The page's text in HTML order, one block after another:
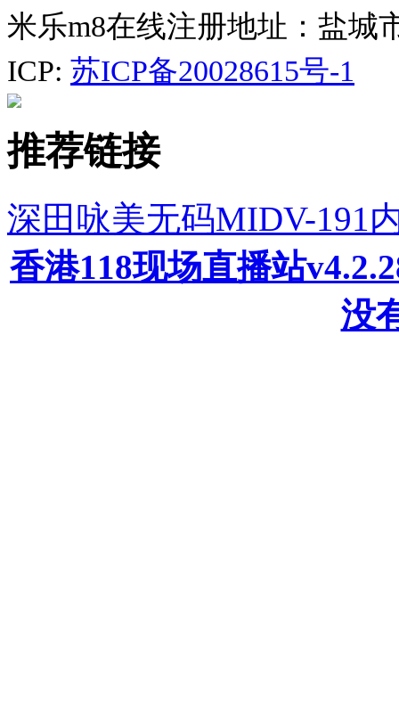
米乐m8在线注册地址：盐城
ICP: 苏ICP备20028615号-1
推荐链接
深田咏美无码MIDV-191
香港118现场直播站
没